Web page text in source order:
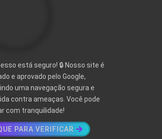
está seguro! 🔒 Nosso site é
e aprovado pelo Google,
uma navegação segura e
contra ameaças. Você pode
com tranquilidade!
PARA VERIFICAR